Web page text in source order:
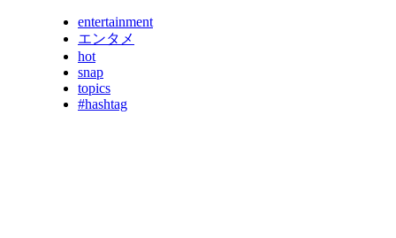
entertainment
エンタメ
hot
snap
topics
#hashtag